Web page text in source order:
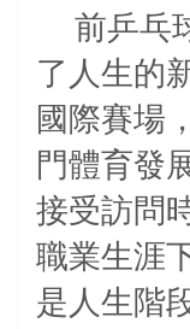
前乒乓
了人生的
國際賽場
門體育發
接受訪問
職業生涯
是人生階